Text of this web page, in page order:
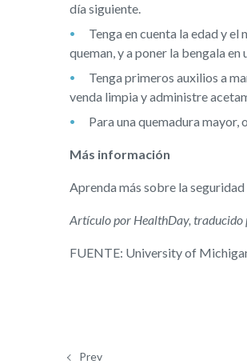
día siguiente.
Tenga en cuenta la edad y
queman, y a poner la bengala
Tenga primeros auxilios a
venda limpia y administre
Para una quemadura
Más información
Aprenda más sobre la
Artículo por HealthDay, traducido
FUENTE: University of
Prev